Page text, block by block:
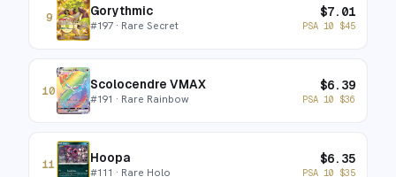
9 Gorythmic
#197 · Rare Secret
$7.01
PSA 10 $45
10 Scolocendre VMAX
#191 · Rare Rainbow
$6.39
PSA 10 $36
11 Hoopa
#111 · Rare Holo
$6.35
PSA 10 $35